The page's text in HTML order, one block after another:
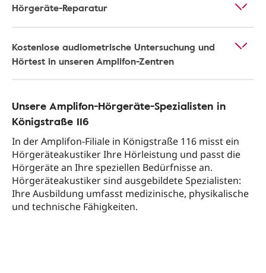
Hörgeräte-Reparatur
Kostenlose audiometrische Untersuchung und
Hörtest in unseren Amplifon-Zentren
Unsere Amplifon-Hörgeräte-Spezialisten in
Königstraße 116
In der Amplifon-Filiale in Königstraße 116 misst ein
Hörgeräteakustiker Ihre Hörleistung und passt die
Hörgeräte an Ihre speziellen Bedürfnisse an.
Hörgeräteakustiker sind ausgebildete Spezialisten:
Ihre Ausbildung umfasst medizinische, physikalische
und technische Fähigkeiten.